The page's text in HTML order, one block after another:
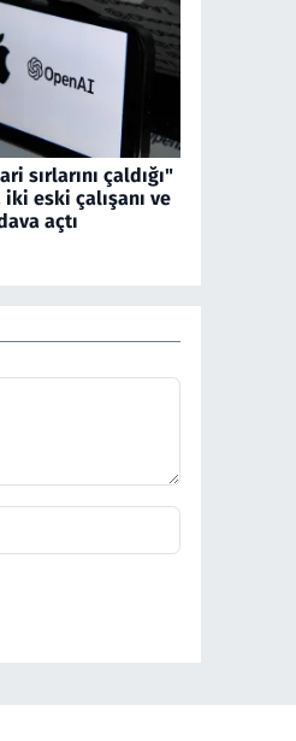
sırlarını çaldığı"
eski çalışanı ve
açtı